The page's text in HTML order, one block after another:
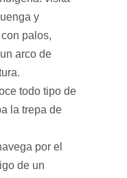
y
palos,
arco de
todo tipo de
la trepa de
por el
de un